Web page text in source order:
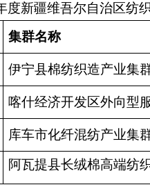
度新疆维吾尔自治区纺
集群名称
伊宁县棉纺织造产业集
喀什经济开发区外向型
库车市化纤混纺产业集
阿瓦提县长绒棉高端纺